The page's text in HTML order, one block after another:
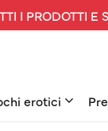
I PRODOTTI E
erotici